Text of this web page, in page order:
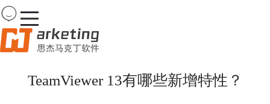
TeamViewer 13有哪些新增特性？